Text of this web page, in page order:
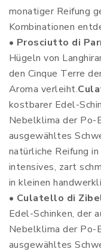
monatiger Reifung
Kombinationen
• Prosciutto di
Hügeln von
den Cinque Terre
Aroma verleiht.
kostbarer Edel-
Nebelklima der Po-
ausgewähltes
natürliche Reifung
intensives, zart
in kleinen
• Culatello di
Edel-Schinken, der
Nebelklima der Po-
ausgewähltes